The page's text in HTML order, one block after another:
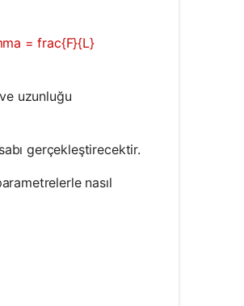
= frac{F}{L}
uzunluğu
gerçekleştirecektir.
nasıl